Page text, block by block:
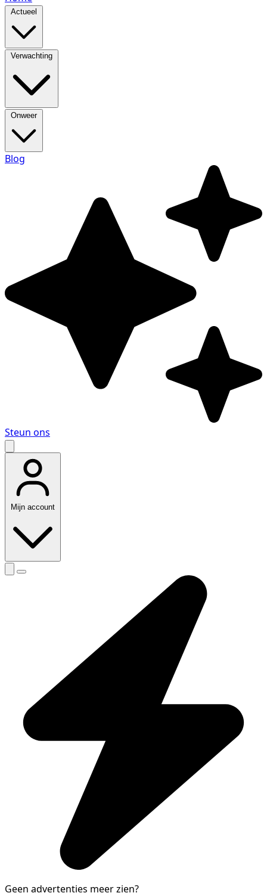
Actueel
Verwachting
Onweer
Blog
Steun ons
Mijn account
Geen advertenties meer zien?